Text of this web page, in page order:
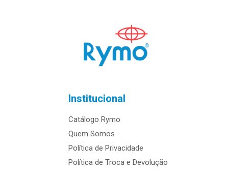
Institucional
Catálogo Rymo
Quem Somos
Política de Privacidade
Política de Troca e Devolução